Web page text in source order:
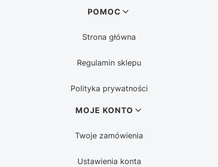
POMOC
Strona główna
Regulamin sklepu
Polityka prywatności
MOJE KONTO
Twoje zamówienia
Ustawienia konta